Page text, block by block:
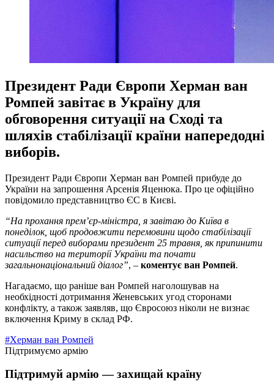
Президент Ради Європи Херман ван
Ромпей завітає в Україну для
обговорення ситуації на Сході та
шляхів стабілізації країни напередодні
виборів.
Президент Ради Європи Херман ван Ромпей прибуде до
України на запрошення Арсенія Яценюка. Про це офіційно
повідомило представництво ЄС в Києві.
“На прохання прем’єр-міністра, я завітаю до Київа в
понеділок, щоб продовжити перемовини щодо стабілізації
ситуації перед виборами президент 25 травня, як припинити
насильство на території України та почати
загальнонаціональний діалог”, – коментує ван Ромпей.
Нагадаємо, що раніше ван Ромпей наголошував на
необхідності дотримання Женевських угод сторонами
конфлікту, а також заявляв, що Євросоюз ніколи не визнає
включення Криму в склад РФ.
#Херман ван Ромпей
Підтримуємо армію
Підтримуй армію — захищай країну